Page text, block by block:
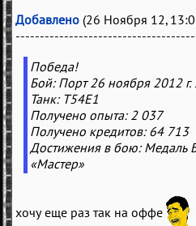
Добавлено (26 Ноября 12,
Победа!
Бой: Порт 26 ноября 2012 г.
Танк: T54E1
Получено опыта: 2 037
Получено кредитов: 64 713
Достижения в бою: Медаль
«Мастер»
хочу еще раз так на оффе